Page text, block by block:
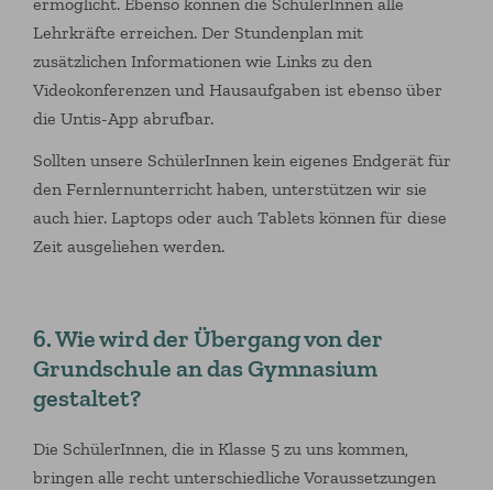
ermöglicht. Ebenso können die SchülerInnen alle
Lehrkräfte erreichen. Der Stundenplan mit
zusätzlichen Informationen wie Links zu den
Videokonferenzen und Hausaufgaben ist ebenso über
die Untis-App abrufbar.
Sollten unsere SchülerInnen kein eigenes Endgerät für
den Fernlernunterricht haben, unterstützen wir sie
auch hier. Laptops oder auch Tablets können für diese
Zeit ausgeliehen werden.
6. Wie wird der Übergang von der
Grundschule an das Gymnasium
gestaltet?
Die SchülerInnen, die in Klasse 5 zu uns kommen,
bringen alle recht unterschiedliche Voraussetzungen